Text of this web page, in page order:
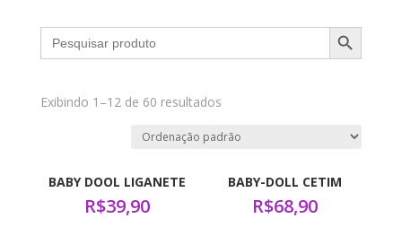
Search
for:
Search Button
Exibindo 1–12 de 60 resultados
BABY DOOL LIGANETE
R$39,90
BABY-DOLL CETIM
R$68,90